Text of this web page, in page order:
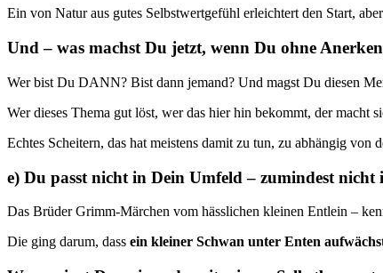
Ein von Natur aus gutes Selbstwertgefühl erleichtert den Start,
Und – was machst Du jetzt, wenn Du ohne
Wer bist Du DANN? Bist dann jemand? Und magst Du diesen
Wer dieses Thema gut löst, wer das hier hin bekommt, der macht
Echtes Scheitern, das hat meistens damit zu tun, zu abhängig von
e) Du passt nicht in Dein Umfeld – zumindest nicht
Das Brüder Grimm-Märchen vom hässlichen kleinen Entlein –
Die ging darum, dass ein kleiner Schwan unter Enten